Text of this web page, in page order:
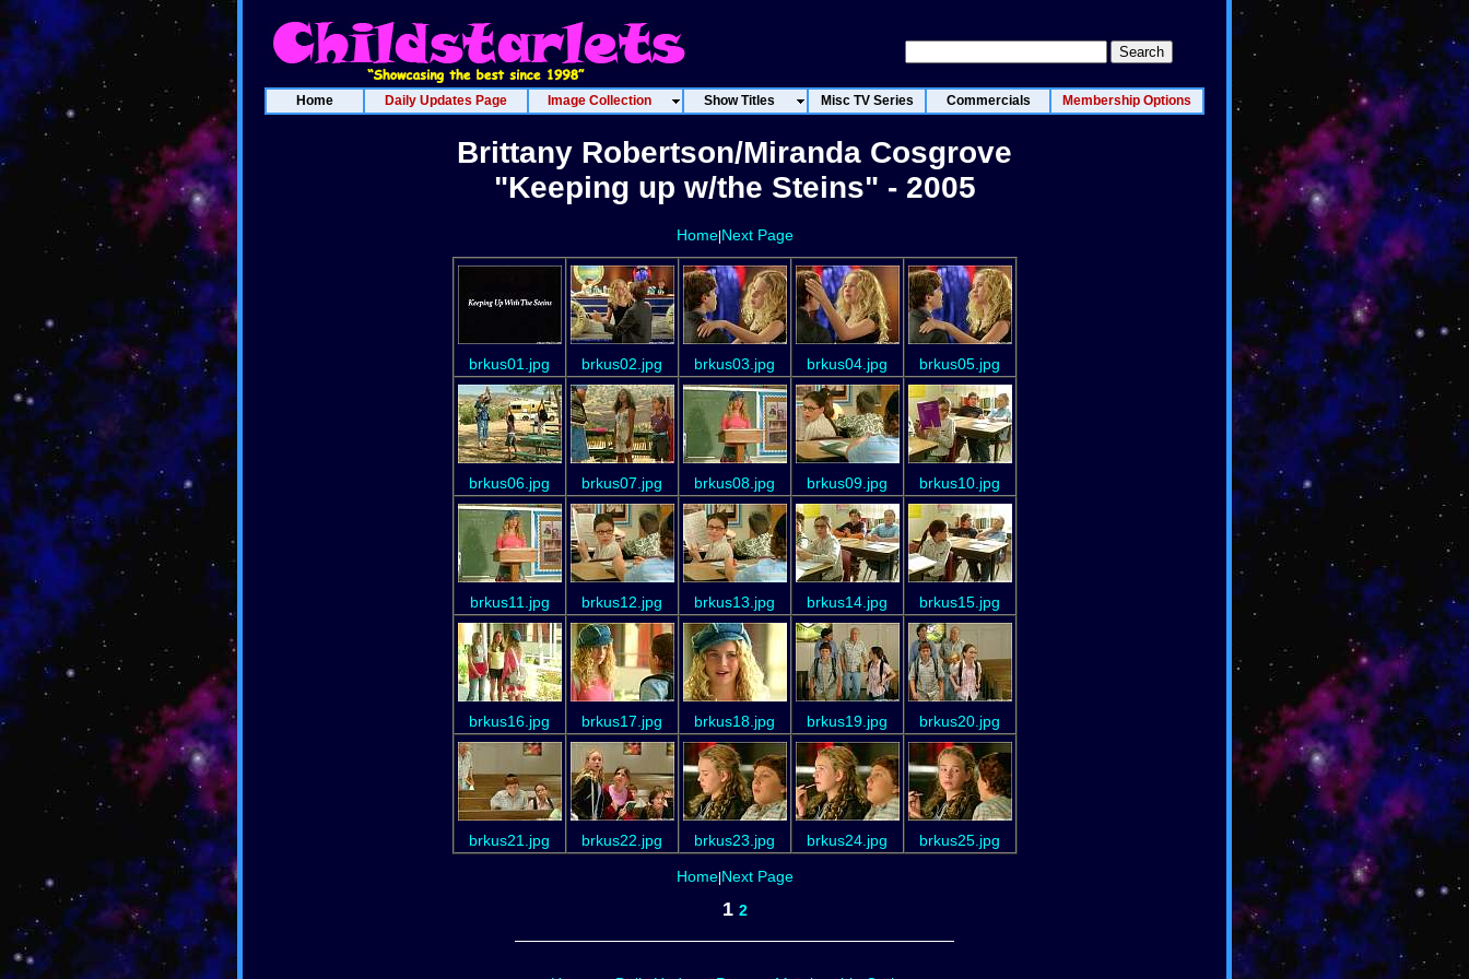
Home Daily Updates Page Image Collection Show Titles Misc TV Series Commercials Membership Options
Brittany Robertson/Miranda Cosgrove
"Keeping up w/the Steins" - 2005
Home|Next Page
brkus01.jpg brkus02.jpg brkus03.jpg brkus04.jpg brkus05.jpg
brkus06.jpg brkus07.jpg brkus08.jpg brkus09.jpg brkus10.jpg
brkus11.jpg brkus12.jpg brkus13.jpg brkus14.jpg brkus15.jpg
brkus16.jpg brkus17.jpg brkus18.jpg brkus19.jpg brkus20.jpg
brkus21.jpg brkus22.jpg brkus23.jpg brkus24.jpg brkus25.jpg
Home|Next Page
1 2